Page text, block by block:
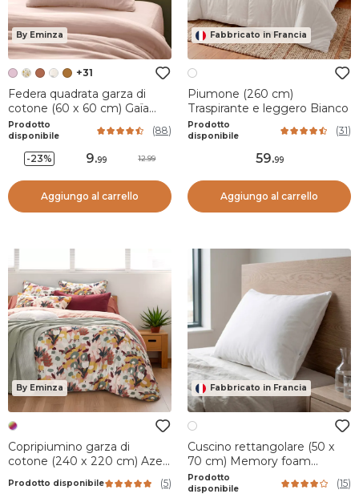
By Eminza
+31
Federa quadrata garza di
cotone (60 x 60 cm) Gaïa
Rosa cipria
Prodotto
disponibile
(88)
-23% 9.99 12.99
Aggiungo al carrello
Fabbricato in Francia
Piumone (260 cm)
Traspirante e leggero Bianco
Prodotto
disponibile
(31)
59.99
Aggiungo al carrello
By Eminza
Copripiumino garza di
cotone (240 x 220 cm) Azel
Prodotto disponibile (5)
Fabbricato in Francia
Cuscino rettangolare (50 x
70 cm) Memory foam
Bianco
Prodotto
disponibile
(15)